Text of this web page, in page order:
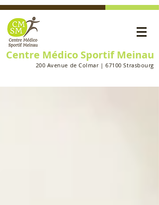
Centre Médico Sportif Meinau
200 Avenue de Colmar | 67100 Strasbourg